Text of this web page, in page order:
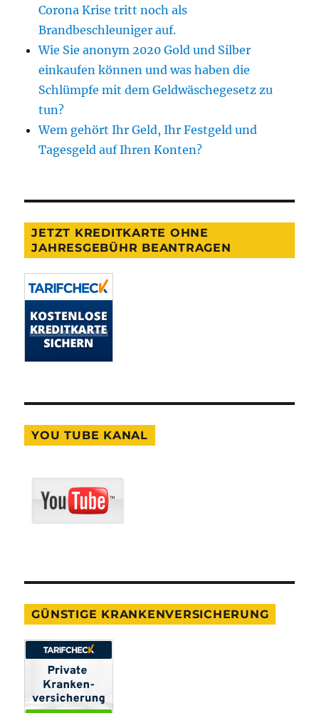
Corona Krise tritt noch als
Brandbeschleuniger auf.
Wie Sie anonym 2020 Gold und Silber
einkaufen können und was haben die
Schlümpfe mit dem Geldwäschegesetz zu
tun?
Wem gehört Ihr Geld, Ihr Festgeld und
Tagesgeld auf Ihren Konten?
JETZT KREDITKARTE OHNE
JAHRESGEBÜHR BEANTRAGEN
YOU TUBE KANAL
GÜNSTIGE KRANKENVERSICHERUNG